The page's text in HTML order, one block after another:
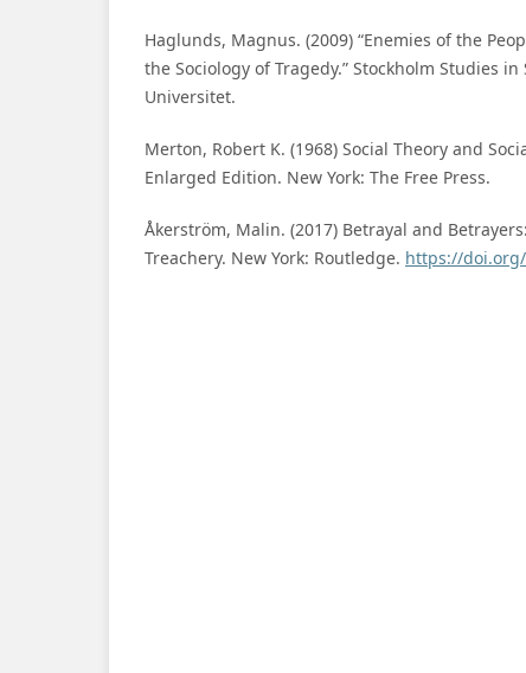
Haglunds, Magnus. (2009) “Enemies of the
the Sociology of Tragedy.” Stockholm Studies in
Universitet.
Merton, Robert K. (1968) Social Theory and
Enlarged Edition. New York: The Free Press.
Åkerström, Malin. (2017) Betrayal and
Treachery. New York: Routledge. https://doi.org/